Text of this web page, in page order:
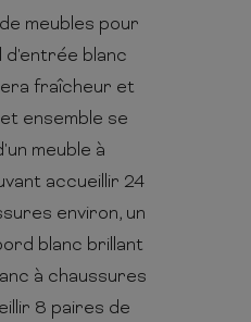
meubles pour
d'entrée blanc
fraîcheur et
ensemble se
meuble à
accueillir 24
environ, un
blanc brillant
à chaussures
8 paires de